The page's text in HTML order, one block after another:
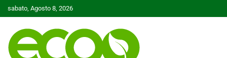
to
sabato, Agosto 8, 2026